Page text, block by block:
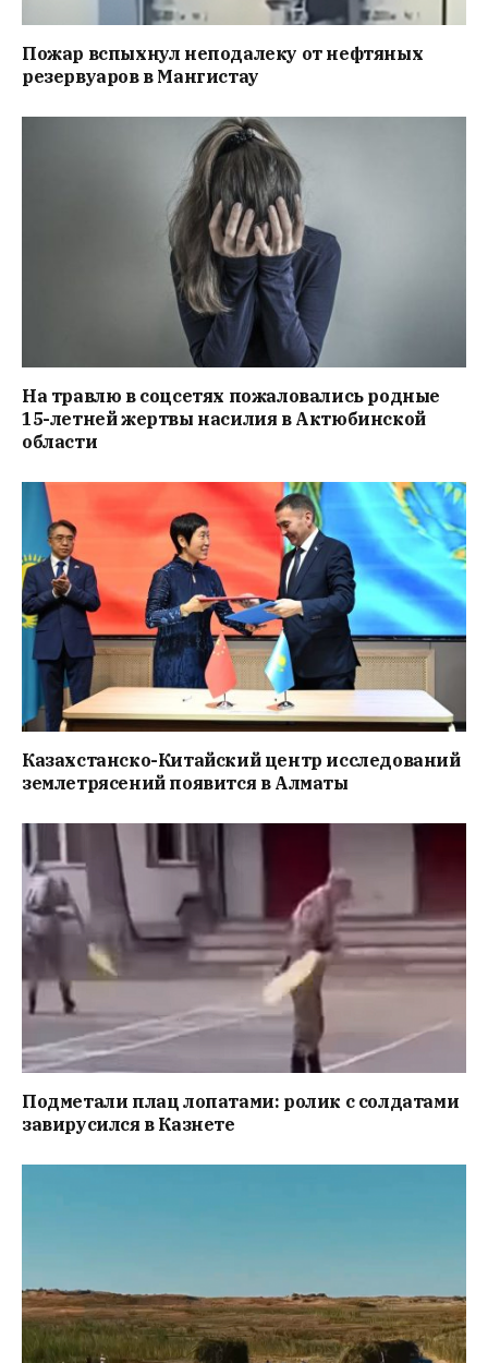
Пожар вспыхнул неподалеку от нефтяных
резервуаров в Мангистау
На травлю в соцсетях пожаловались родные
15-летней жертвы насилия в Актюбинской
области
Казахстанско-Китайский центр исследований
землетрясений появится в Алматы
Подметали плац лопатами: ролик с солдатами
завирусился в Казнете